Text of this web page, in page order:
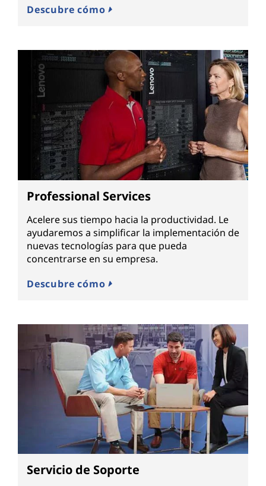
Descubre cómo
Professional Services
Acelere sus tiempo hacia la productividad. Le
ayudaremos a simplificar la implementación de
nuevas tecnologías para que pueda
concentrarse en su empresa.
Descubre cómo
Servicio de Soporte